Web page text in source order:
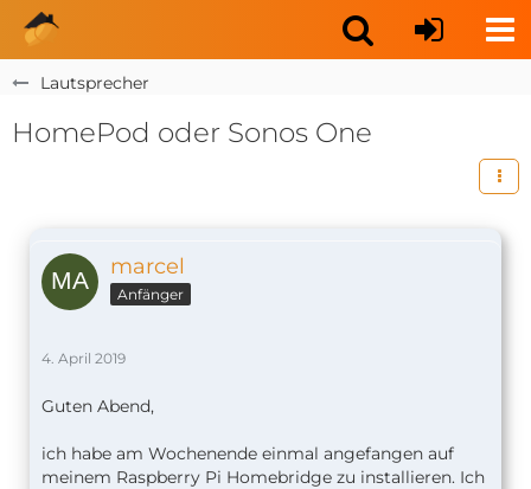
Lautsprecher
HomePod oder Sonos One
marcel
Anfänger
4. April 2019
Guten Abend,
ich habe am Wochenende einmal angefangen auf
meinem Raspberry Pi Homebridge zu installieren. Ich